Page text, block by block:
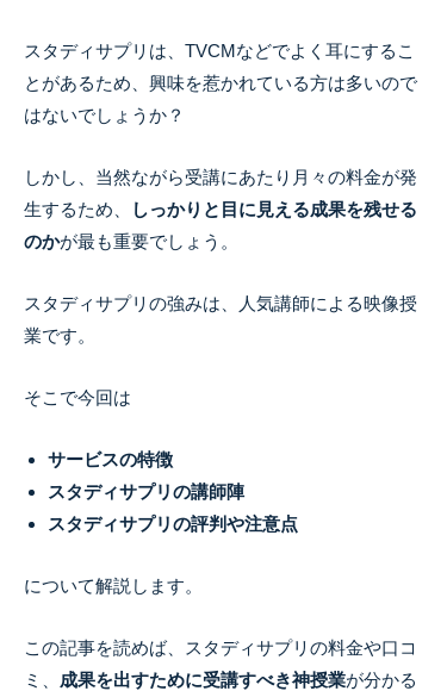
スタディサプリは、TVCMなどでよく耳にするこ
とがあるため、興味を惹かれている方は多いので
はないでしょうか？
しかし、当然ながら受講にあたり月々の料金が発
生するため、
しっかりと目に見える成果を残せる
のかが最も重要でしょう。
スタディサプリの強みは、人気講師による映像授
業です。
そこで今回は
サービスの特徴
スタディサプリの講師陣
スタディサプリの評判や注意点
について解説します。
この記事を読めば、スタディサプリの料金や口コ
ミ、 成果を出すために受講すべき神授業が分かる